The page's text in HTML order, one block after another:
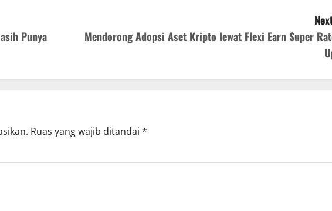
Punya
Mendorong Adopsi Aset Kripto lewat Flexi Earn Super
Ruas yang wajib ditandai *